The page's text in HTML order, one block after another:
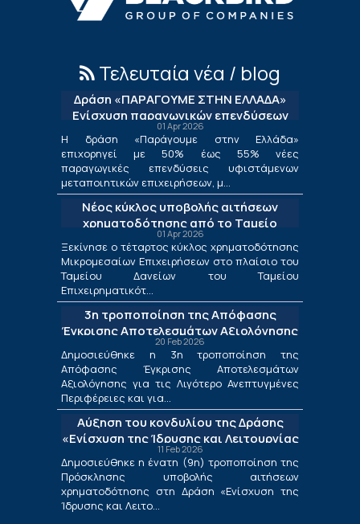
Τελευταία νέα / blog
Δράση «ΠΑΡΑΓΟΥΜΕ ΣΤΗΝ ΕΛΛΑΔΑ»
Ενίσχυση παραγωγικών επενδύσεων
μεταποίησης
01 Apr 2026
Η δράση «Παράγουμε στην Ελλάδα»
επιχορηγεί με 50% έως 55% νέες
παραγωγικές επενδύσεις υφιστάμενων
μεταποιητικών επιχειρήσεων, μ...
Νέος κύκλος υποβολής αιτήσεων
χρηματοδότησης από το Ταμείο
Δανείων του ΤΕΠΙΧ ΙΙΙ
01 Apr 2026
Ξεκίνησε ο τέταρτος κύκλος χρηματοδότησης
Μικρομεσαίων Επιχειρήσεων στο πλαίσιο του
Ταμείου Δανείων του Ταμείου
Επιχειρηματικότ...
3η τροποποίηση της Απόφασης
Έγκρισης Αποτελεσμάτων Αξιολόγησης
για τις Λιγότερο Ανεπτυγμένες
Περιφέρειες και για τις Περιφέρειες
Μετάβασης στο πλαίσιο της Δράσης
«Ενίσχυση της Ίδρυσης και Λειτουργίας
Νέων Μικρομεσαίων Τουριστικών
Επιχειρήσεων»
20 Feb 2026
Δημοσιεύθηκε η 3η τροποποίηση της
Απόφασης Έγκρισης Αποτελεσμάτων
Αξιολόγησης για τις Λιγότερο Ανεπτυγμένες
Περιφέρειες και για...
Αύξηση του κονδυλίου της Δράσης
«Ενίσχυση της Ίδρυσης και Λειτουργίας
Νέων Μικρομεσαίων Τουριστικών
Επιχειρήσεων»
11 Feb 2026
Δημοσιεύθηκε η ένατη (9η) τροποποίηση της
Πρόσκλησης υποβολής αιτήσεων
χρηματοδότησης στη Δράση «Ενίσχυση της
Ίδρυσης και Λειτο...